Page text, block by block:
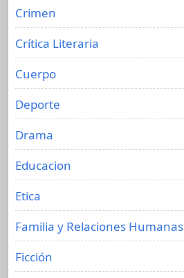
Crimen
Crítica Literaria
Cuerpo
Deporte
Drama
Educacion
Etica
Familia y Relaciones Humanas
Ficción